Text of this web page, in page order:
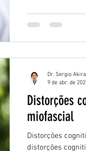
Distorções
miofascial
Distorções
distorções
Dr. Sergio
9 de abr. de